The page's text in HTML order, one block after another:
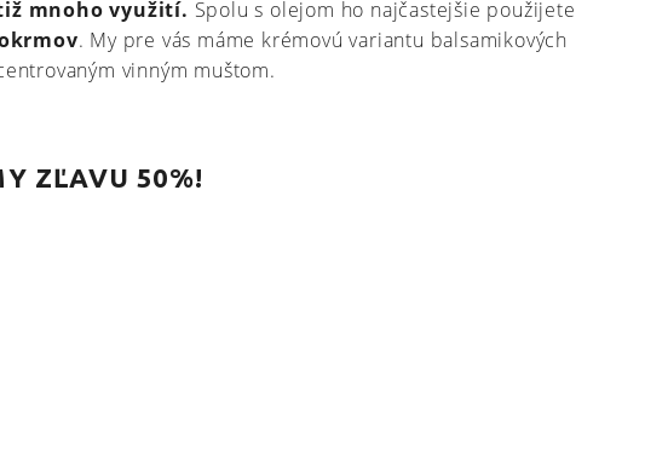
mnoho využití. Spolu s olejom ho najčastejšie použijete
. My pre vás máme krémovú variantu balsamikových
vinným muštom.
ZĽAVU 50%!